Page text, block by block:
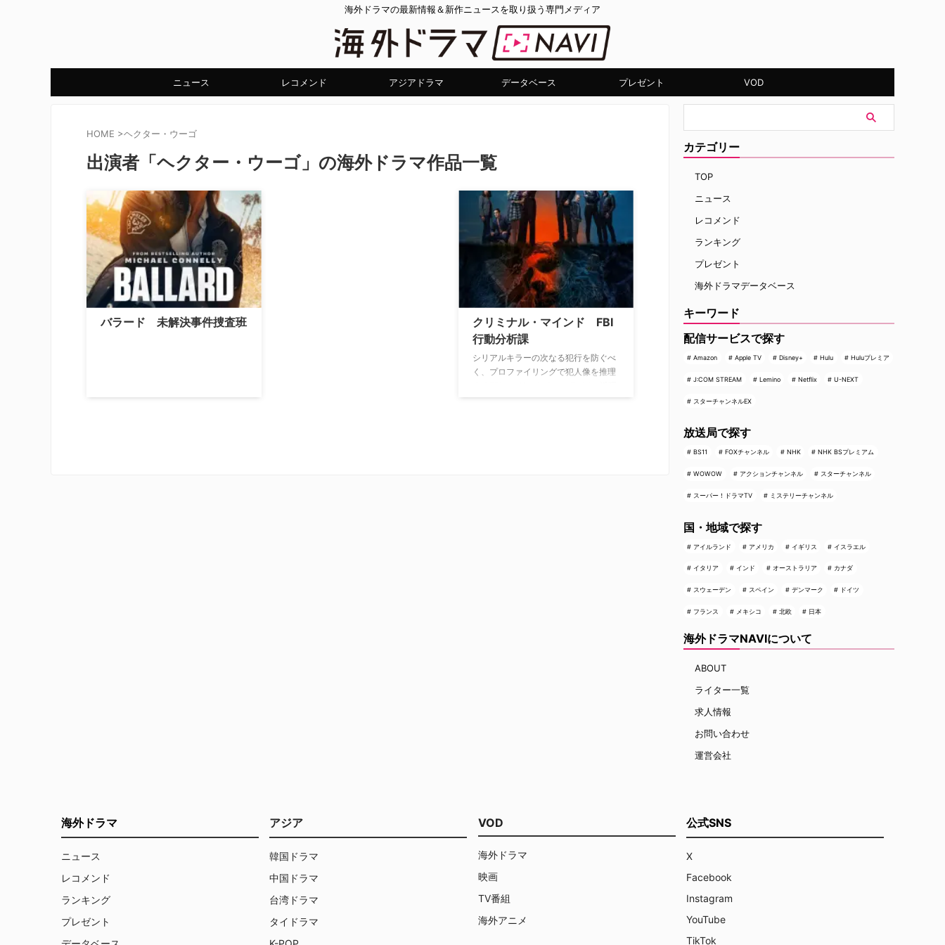
海外ドラマの最新情報＆新作ニュースを取り扱う専門メディア
ニュース レコメンド アジアドラマ データベース プレゼント VOD
HOME >ヘクター・ウーゴ
出演者「ヘクター・ウーゴ」の海外ドラマ作品一覧
バラード 未解決事件捜査班
クリミナル・マインド FBI
行動分析課
シリアルキラーの次なる犯行を防ぐべ
く、プロファイリングで犯人像を推理
カテゴリー
TOP
ニュース
レコメンド
ランキング
プレゼント
海外ドラマデータベース
キーワード
配信サービスで探す
Amazon Apple TV Disney+ Hulu Huluプレミア
J:COM STREAM Lemino Netflix U-NEXT
スターチャンネルEX
放送局で探す
BS11 FOXチャンネル NHK NHK BSプレミアム
WOWOW アクションチャンネル スターチャンネル
スーパー！ドラマTV ミステリーチャンネル
国・地域で探す
アイルランド アメリカ イギリス イスラエル
イタリア インド オーストラリア カナダ
スウェーデン スペイン デンマーク ドイツ
フランス メキシコ 北欧 日本
海外ドラマNAVIについて
ABOUT
ライター一覧
求人情報
お問い合わせ
運営会社
海外ドラマ
ニュース
レコメンド
ランキング
プレゼント
アジア
韓国ドラマ
中国ドラマ
台湾ドラマ
タイドラマ
VOD
海外ドラマ
映画
TV番組
海外アニメ
公式SNS
X
Facebook
Instagram
YouTube
TikTok